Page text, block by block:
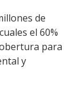
de
el 60%
para
y